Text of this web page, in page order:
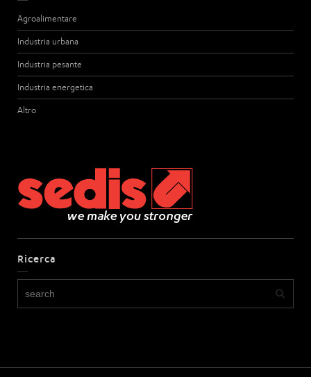
Agroalimentare
Industria urbana
Industria pesante
Industria energetica
Altro
Ricerca